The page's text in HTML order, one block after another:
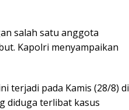
salah satu anggota
Kapolri menyampaikan
terjadi pada Kamis (28/8) di
diduga terlibat kasus